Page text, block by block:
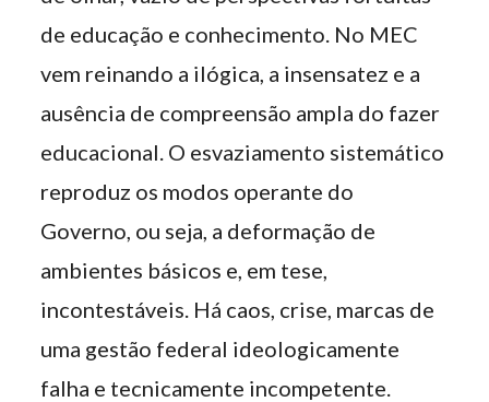
de educação e conhecimento. No MEC
vem reinando a ilógica, a insensatez e a
ausência de compreensão ampla do fazer
educacional. O esvaziamento sistemático
reproduz os modos operante do
Governo, ou seja, a deformação de
ambientes básicos e, em tese,
incontestáveis. Há caos, crise, marcas de
uma gestão federal ideologicamente
falha e tecnicamente incompetente.